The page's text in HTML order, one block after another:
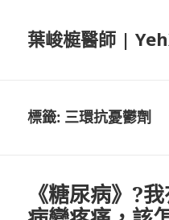
葉峻榳醫師 |
標籤: 三環抗憂鬱劑
《糖尿病》?